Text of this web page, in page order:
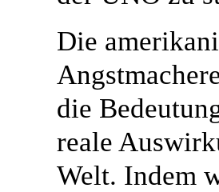
Die
die
reale
Welt. Indem